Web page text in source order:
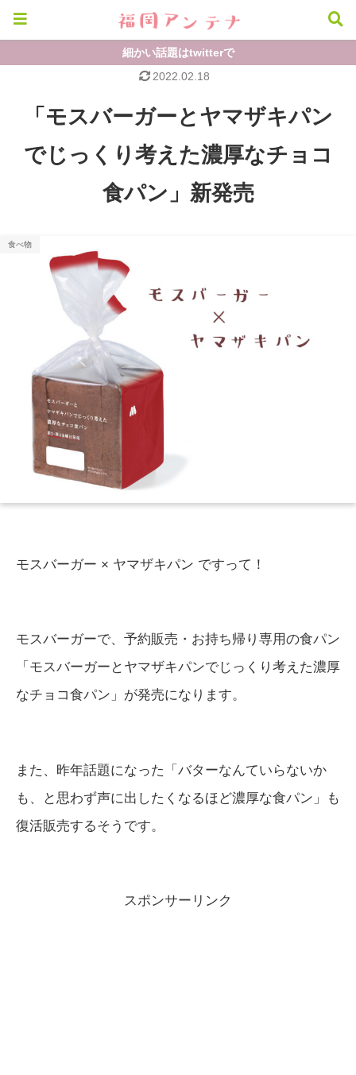
細かい話題はtwitterで
「モスバーガーとヤマザキパン
でじっくり考えた濃厚なチョコ
食パン」新発売
食べ物
2022.02.18
モスバーガー × ヤマザキパン ですって！
モスバーガーで、予約販売・お持ち帰り専用の食パン
「モスバーガーとヤマザキパンでじっくり考えた濃厚
なチョコ食パン」が発売になります。
また、昨年話題になった「バターなんていらないか
も、と思わず声に出したくなるほど濃厚な食パン」も
復活販売するそうです。
スポンサーリンク